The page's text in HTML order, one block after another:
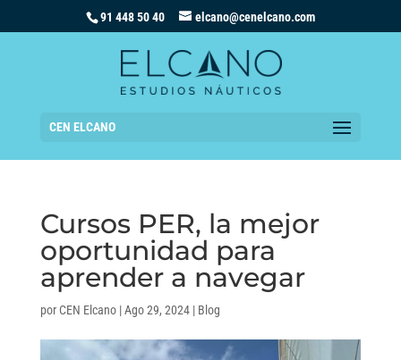
91 448 50 40 elcano@cenelcano.com
CEN ELCANO
Cursos PER, la mejor
oportunidad para
aprender a navegar
por CEN Elcano|Ago 29, 2024| Blog